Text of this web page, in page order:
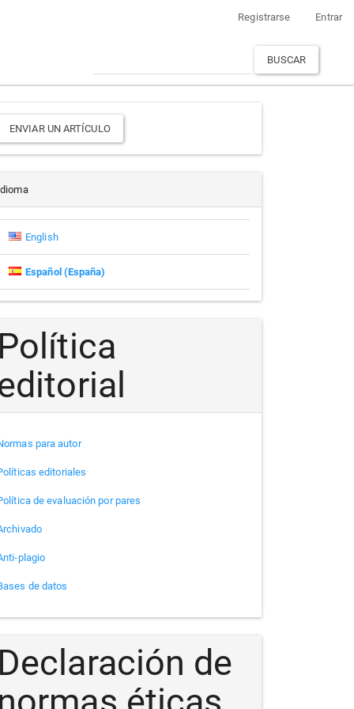
Registrarse Entrar
BUSCAR
ENVIAR UN ARTÍCULO
English
Español (España)
Política
para autor
editoriales
de evaluación por pares
plagio
de datos
Declaración de